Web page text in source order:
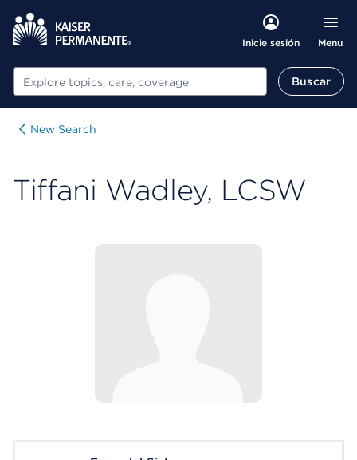
Inicie sesión Menu
Buscar Buscar
New Search
Tiffani Wadley, LCSW